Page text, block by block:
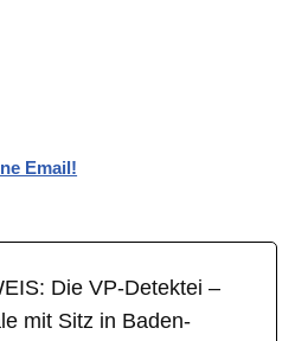
Email!
Die VP-Detektei –
mit Sitz in Baden-